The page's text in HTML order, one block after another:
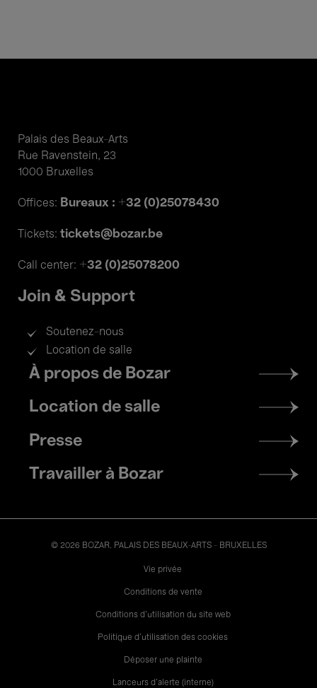
Palais des Beaux-Arts
Rue Ravenstein, 23
1000 Bruxelles
Offices: Bureaux : +32 (0)25078430
Tickets: tickets@bozar.be
Call center: +32 (0)25078200
Join & Support
Soutenez-nous
Location de salle
Footer
menu
À propos de Bozar
Location de salle
Presse
Travailler à Bozar
© 2026 BOZAR. PALAIS DES BEAUX-ARTS - BRUXELLES
Vie privée
Conditions de vente
Conditions d'utilisation du site web
Politique d'utilisation des cookies
Déposer une plainte
Lanceurs d’alerte (interne)